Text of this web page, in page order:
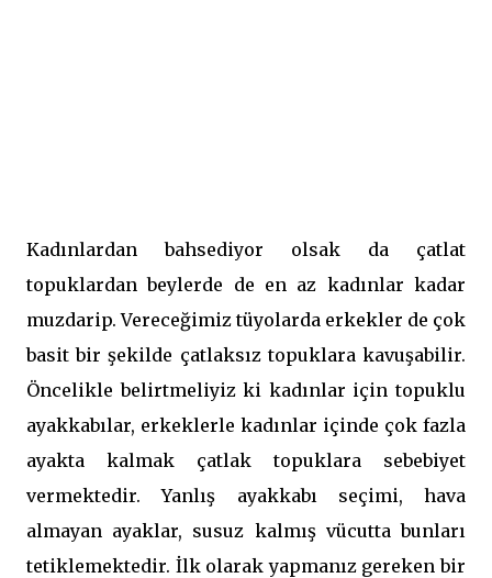
Kadınlardan bahsediyor olsak da çatlat
topuklardan beylerde de en az kadınlar kadar
muzdarip. Vereceğimiz tüyolarda erkekler de çok
basit bir şekilde çatlaksız topuklara kavuşabilir.
Öncelikle belirtmeliyiz ki kadınlar için topuklu
ayakkabılar, erkeklerle kadınlar içinde çok fazla
ayakta kalmak çatlak topuklara sebebiyet
vermektedir. Yanlış ayakkabı seçimi, hava
almayan ayaklar, susuz kalmış vücutta bunları
tetiklemektedir. İlk olarak yapmanız gereken bir